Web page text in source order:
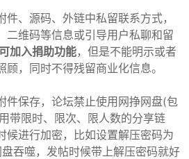
、源码、外链中私留联系方式，
二维码等信息或引导用户私聊和留
加入捐助功能，但是不能明示或者
，同时不得残留商业化信息。
件保存，论坛禁止使用网挣网盘(包
带限时、限次、限人数的分享链
候进行加密，比如设置解压密码为
吞噬，发帖时候带上解压密码就好